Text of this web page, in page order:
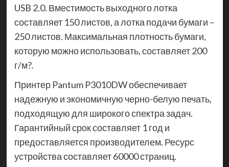
USB 2.0. Вместимость выходного лотка
составляет 150 листов, а лотка подачи бумаги –
250 листов. Максимальная плотность бумаги,
которую можно использовать, составляет 200
г/м?.
Принтер Pantum P3010DW обеспечивает
надежную и экономичную черно-белую печать,
подходящую для широкого спектра задач.
Гарантийный срок составляет 1 год и
предоставляется производителем. Ресурс
устройства составляет 60000 страниц.